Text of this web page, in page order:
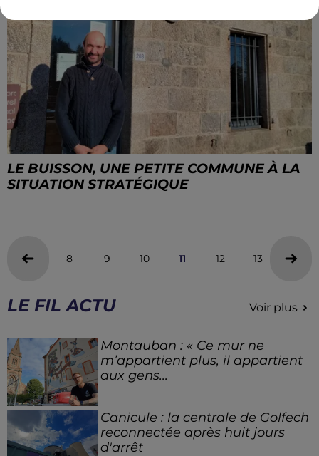
LE BUISSON, UNE PETITE COMMUNE À LA
SITUATION STRATÉGIQUE
8 9 10 11 12 13 14
LE FIL ACTU Voir plus
Montauban : « Ce mur ne
m’appartient plus, il appartient
aux gens...
Canicule : la centrale de Golfech
reconnectée après huit jours
d'arrêt